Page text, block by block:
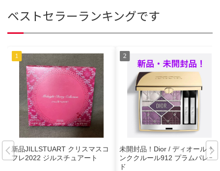
ベストセラーランキングです
新品JILLSTUART クリスマスコ
フレ2022 ジルスチュアート
未開封品！Dior / ディオール サ
ンククルール912 プラムパレー
ド